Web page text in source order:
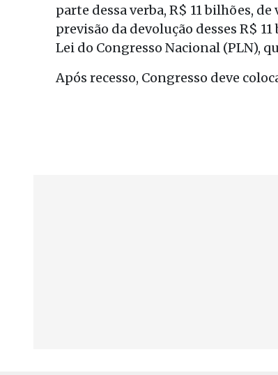
parte dessa verba, R$ 11 bilhões,
previsão da devolução desses R$
Lei do Congresso Nacional (PLN),
Após recesso, Congresso deve